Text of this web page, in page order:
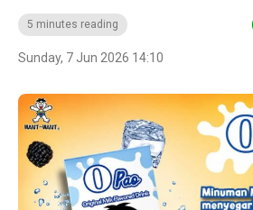
5 minutes reading
Sunday, 7 Jun 2026 14:10